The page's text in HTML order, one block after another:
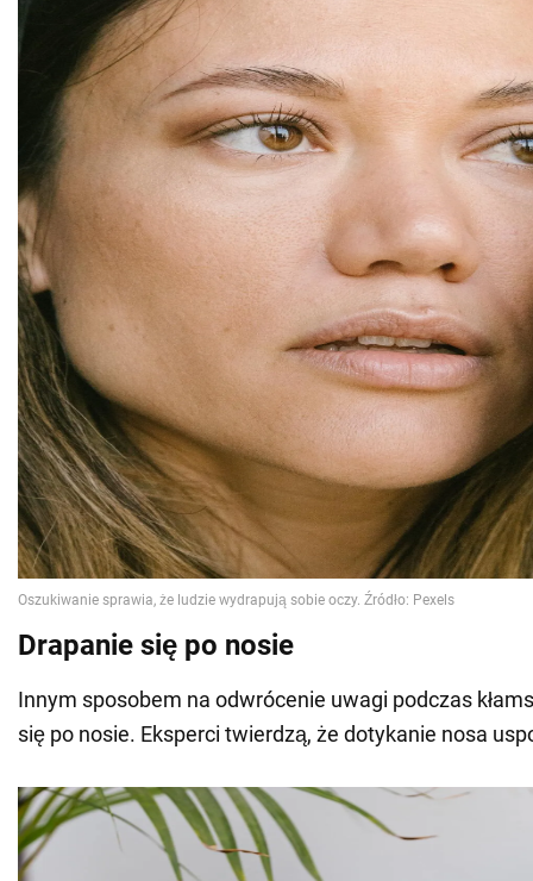
Drapanie się po nosie
Innym sposobem na odwrócenie uwagi podczas
się po nosie. Eksperci twierdzą, że dotykanie nosa